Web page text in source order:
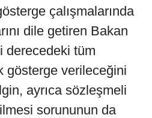
çalışmalarında
dile getiren Bakan
derecedeki tüm
gösterge verileceğini
ayrıca sözleşmeli
sorununun da